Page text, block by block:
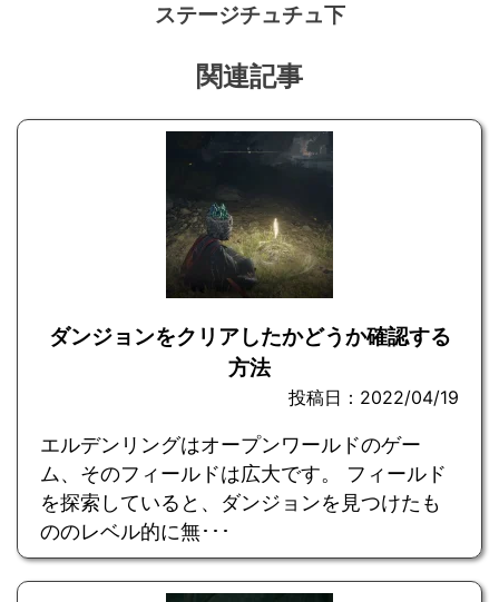
ステージチュチュ下
関連記事
ダンジョンをクリアしたかどうか確認する
方法
投稿日：2022/04/19
エルデンリングはオープンワールドのゲー
ム、そのフィールドは広大です。 フィールド
を探索していると、ダンジョンを見つけたも
ののレベル的に無･･･